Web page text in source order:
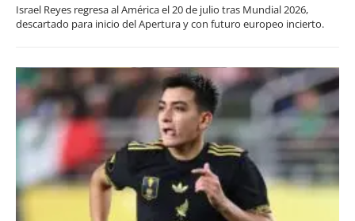
Israel Reyes regresa al América el 20 de julio tras Mundial 2026,
descartado para inicio del Apertura y con futuro europeo incierto.